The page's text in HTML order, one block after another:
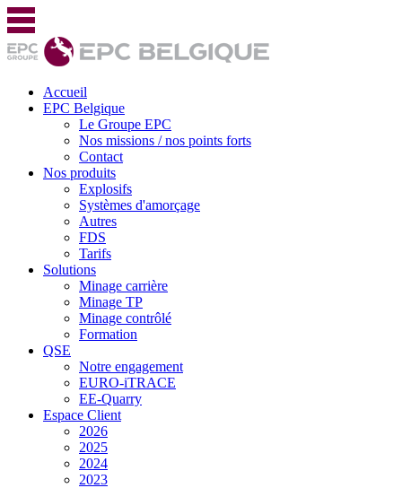
Accueil
EPC Belgique
Le Groupe EPC
Nos missions / nos points forts
Contact
Nos produits
Explosifs
Systèmes d'amorçage
Autres
FDS
Tarifs
Solutions
Minage carrière
Minage TP
Minage contrôlé
Formation
QSE
Notre engagement
EURO-iTRACE
EE-Quarry
Espace Client
2026
2025
2024
2023